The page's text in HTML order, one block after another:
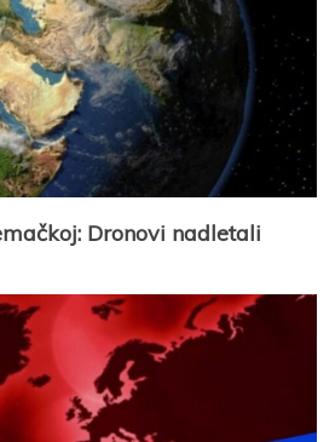
Dronovi nadletali